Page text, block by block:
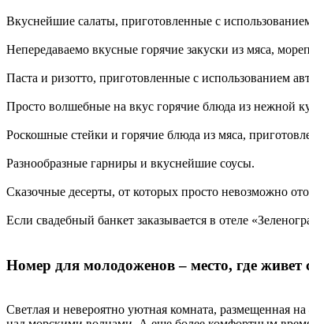
Вкуснейшие салаты, приготовленные с
Непередаваемо вкусные горячие закуски из мяса,
Паста и ризотто, приготовленные с использованием
Просто волшебные на вкус горячие блюда из нежной
Роскошные стейки и горячие блюда из мяса,
Разнообразные гарниры и вкуснейшие соусы.
Сказочные десерты, от которых просто невозможно
Если свадебный банкет заказывается в отеле
Номер для молодоженов – место, где живет
Светлая и невероятно уютная комната, размещенная